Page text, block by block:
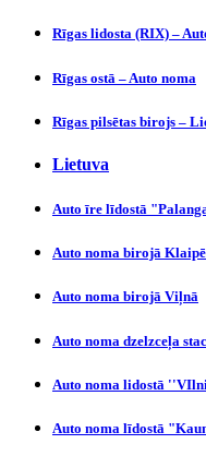
Rīgas lidosta (RIX) –
Rīgas ostā – Auto noma
Rīgas pilsētas birojs –
Lietuva
Auto īre līdostā
Auto noma birojā
Auto noma birojā Viļnā
Auto noma dzelzceļa
Auto noma lidostā
Auto noma līdostā